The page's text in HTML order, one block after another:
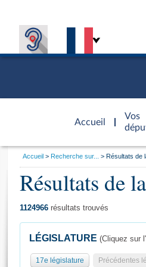
Accueil
d'accueil
Vos
Général
Vous
Accueil Recherche sur... Résultats de
Résultats de
1124966 résultats trouvés
LÉGISLATURE (Cliquez sur
17e législature Précédentes